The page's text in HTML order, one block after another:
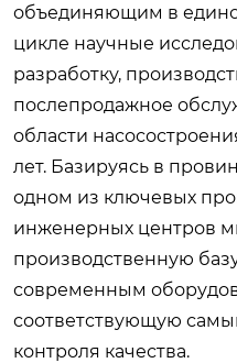
объединяющим в
цикле научные
разработку,
послепродажное
области
лет. Базируясь в
одном из ключевых
инженерных центров
производственную
современным
соответствующую
контроля качества.